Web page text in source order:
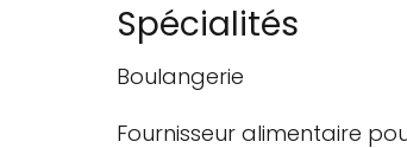
Spécialités
Boulangerie
Fournisseur alimentaire